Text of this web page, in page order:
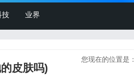
技 业界
您现在的位置是：
皮肤吗)